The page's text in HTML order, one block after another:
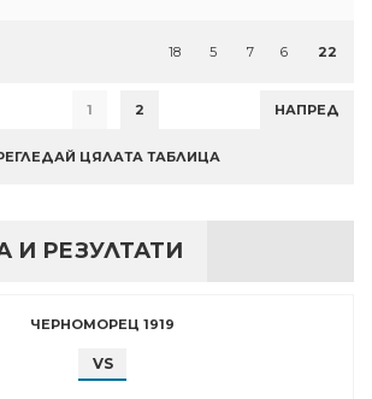
18 5 7 6 22
1 2 НАПРЕД
ЦЯЛАТА ТАБЛИЦА
И РЕЗУЛТАТИ
ЧЕРНОМОРЕЦ 1919
VS